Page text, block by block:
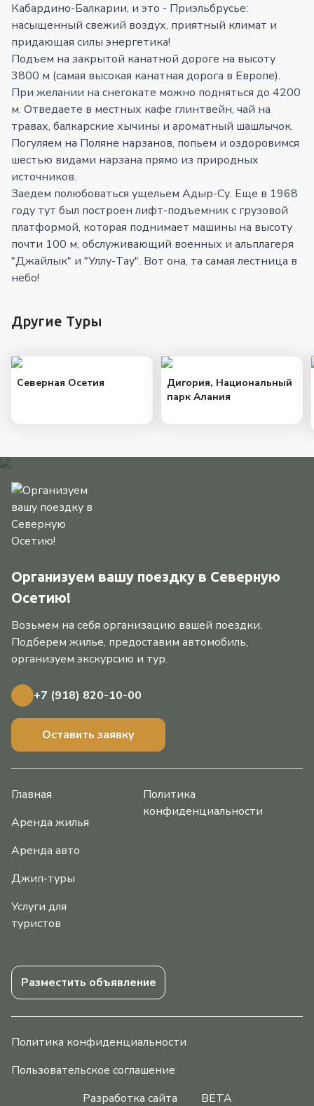
Кабардино-Балкарии, и это - Приэльбрусье:
насыщенный свежий воздух, приятный климат и
придающая силы энергетика!
Подъем на закрытой канатной дороге на высоту
3800 м (самая высокая канатная дорога в Европе).
При желании на снегокате можно подняться до 4200
м. Отведаете в местных кафе глинтвейн, чай на
травах, балкарские хычины и ароматный шашлычок.
Погуляем на Поляне нарзанов, попьем и оздоровимся
шестью видами нарзана прямо из природных
источников.
Заедем полюбоваться ущельем Адыр-Су. Еще в 1968
году тут был построен лифт-подъемник с грузовой
платформой, которая поднимает машины на высоту
почти 100 м, обслуживающий военных и альплагеря
"Джайлык" и "Уллу-Тау". Вот она, та самая лестница в
небо!
Другие Туры
Северная Осетия
Дигория, Национальный
парк Алания
Организуем вашу поездку в Северную
Осетию!
Возьмем на себя организацию вашей поездки.
Подберем жилье, предоставим автомобиль,
организуем экскурсию и тур.
+7 (918) 820-10-00
Оставить заявку
Главная
Аренда жилья
Аренда авто
Джип-туры
Услуги для
туристов
Политика
конфиденциальности
Разместить объявление
Политика конфиденциальности
Пользовательское соглашение
Разработка сайта
BETA